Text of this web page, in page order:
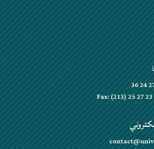
Fax: (213) 25 27